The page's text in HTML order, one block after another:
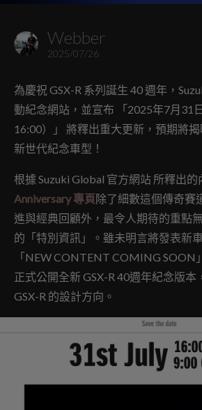
Webber
2025/07/26
為慶祝 GSX-R 系列誕生 40 週年，
動紀念網站，並宣布 「2025年7月31
16:00）」 將釋出重大更新，預期將
新世代紀念車型！
根據 Suzuki Global 官方網站 所釋出的
Anniversary 專頁除了細數這個傳奇賽
進與經典回顧外，最令人期待的重點
的「特別資訊」。雖未明言將發表新
「NEW CONTENT COMING SOON
正式公開全新 GSX-R 40週年紀念版
GSX-R 的設計方向。